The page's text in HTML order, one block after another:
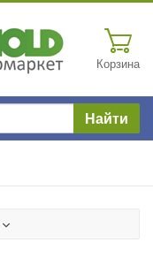
Корзина
Найти